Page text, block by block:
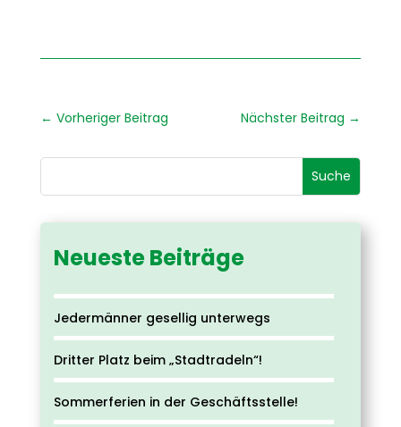
← Vorheriger Beitrag Nächster Beitrag →
Neueste Beiträge
Jedermänner gesellig unterwegs
Dritter Platz beim „Stadtradeln“!
Sommerferien in der Geschäftsstelle!